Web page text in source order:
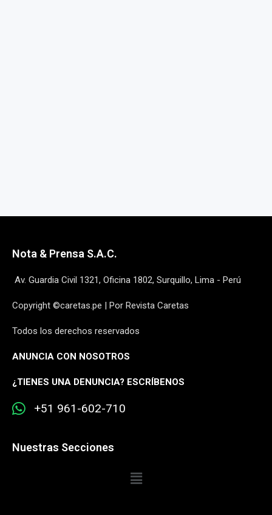
Nota & Prensa S.A.C.
Av. Guardia Civil 1321, Oficina 1802, Surquillo, Lima - Perú
Copyright ©caretas.pe | Por Revista Caretas
Todos los derechos reservados
ANUNCIA CON NOSOTROS
¿TIENES UNA DENUNCIA? ESCRÍBENOS
+51 961-602-710
Nuestras Secciones